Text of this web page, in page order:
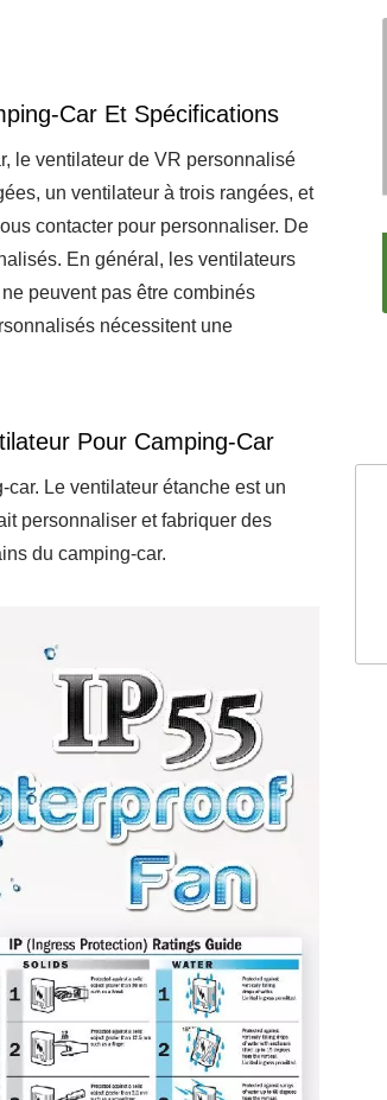
Car Et Spécifications
le ventilateur de VR personnalisé
un ventilateur à trois rangées, et
contacter pour personnaliser. De
En général, les ventilateurs
peuvent pas être combinés
nécessitent une
Pour Camping-Car
Le ventilateur étanche est un
personnaliser et fabriquer des
du camping-car.
Ventilateur De Réfrigérateur
RV